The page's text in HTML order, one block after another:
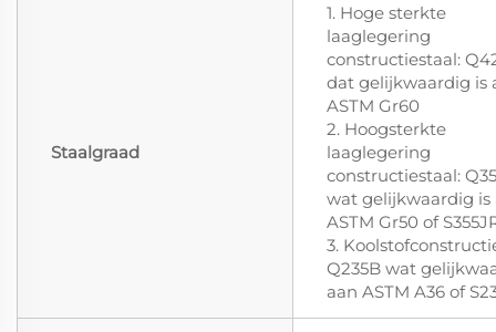
Staalgraad
1. Hoge sterkte
laaglegering
constructiestaal:
dat gelijkwaardig is
ASTM Gr60
2. Hoogsterkte
laaglegering
constructiestaal:
wat gelijkwaardig is
ASTM Gr50 of
3.
Q235B wat
aan ASTM A36 of